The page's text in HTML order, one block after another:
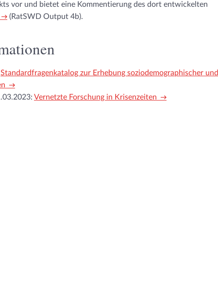
vor und bietet eine Kommentierung des dort entwickelten
(RatSWD Output 4b).
Standardfragenkatalog zur Erhebung soziodemographischer und
Vernetzte Forschung in Krisenzeiten